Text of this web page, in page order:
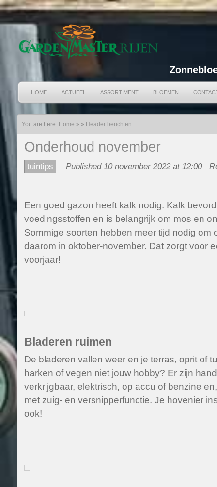
HOME ACTUEEL ASSORTIMENT BLOEMEN
You are here: Home » » Header berichten
Onderhoud november
tuintips Published 10 november 2022 at 12:00
Een goed gazon heeft kalk nodig. Kalk
voedingsstoffen en is belangrijk om mos en
Sommige soorten hebben meer tijd nodig om
daarom in oktober-november. Dat zorgt voor
voorjaar!
Bladeren ruimen
De bladeren vallen weer en je terras, oprit of
harken of vegen niet jouw hobby? Er zijn
verkrijgbaar, elektrisch, op accu of benzine
met zuig- en versnipperfunctie. Je hovenier
ook!